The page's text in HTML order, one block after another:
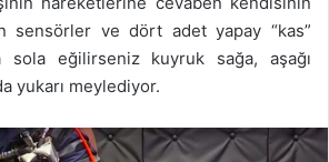
sensörler ve dört adet yapay “kas”
sola eğilirseniz kuyruk sağa, aşağı
yukarı meylediyor.